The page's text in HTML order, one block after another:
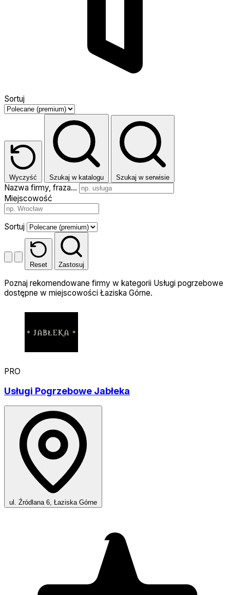
Sortuj
Wyczyść Szukaj w katalogu Szukaj w serwisie
Nazwa firmy, fraza…
Miejscowość
Sortuj
Reset Zastosuj
Poznaj rekomendowane firmy w kategorii Usługi pogrzebowe
dostępne w miejscowości Łaziska Górne.
PRO
Usługi Pogrzebowe Jabłeka
ul. Źródlana 6, Łaziska Górne